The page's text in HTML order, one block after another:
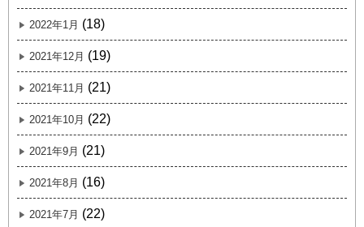
2022年1月 (18)
2021年12月 (19)
2021年11月 (21)
2021年10月 (22)
2021年9月 (21)
2021年8月 (16)
2021年7月 (22)